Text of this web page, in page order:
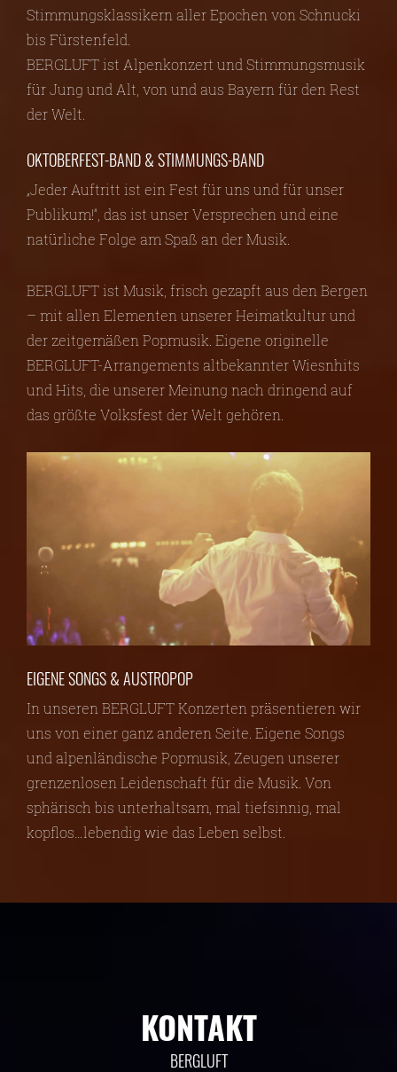
Stimmungsklassikern aller Epochen von Schnucki
bis Fürstenfeld.
BERGLUFT ist Alpenkonzert und Stimmungsmusik
für Jung und Alt, von und aus Bayern für den Rest
der Welt.
OKTOBERFEST-BAND & STIMMUNGS-BAND
„Jeder Auftritt ist ein Fest für uns und für unser
Publikum!“, das ist unser Versprechen und eine
natürliche Folge am Spaß an der Musik.
BERGLUFT ist Musik, frisch gezapft aus den Bergen
– mit allen Elementen unserer Heimatkultur und
der zeitgemäßen Popmusik. Eigene originelle
BERGLUFT-Arrangements altbekannter Wiesnhits
und Hits, die unserer Meinung nach dringend auf
das größte Volksfest der Welt gehören.
EIGENE SONGS & AUSTROPOP
In unseren BERGLUFT Konzerten präsentieren wir
uns von einer ganz anderen Seite. Eigene Songs
und alpenländische Popmusik, Zeugen unserer
grenzenlosen Leidenschaft für die Musik. Von
sphärisch bis unterhaltsam, mal tiefsinnig, mal
kopflos…lebendig wie das Leben selbst.
KONTAKT
BERGLUFT